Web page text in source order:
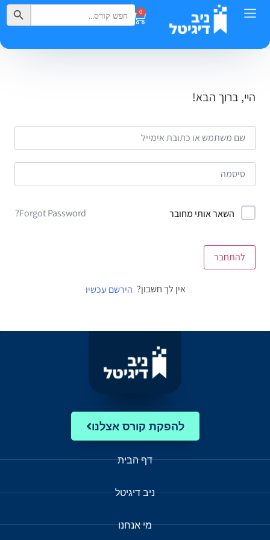
0
Search
for:
Search Button
היי, ברוך הבא!
השאר אותי מחובר Forgot Password?
להתחבר
אין לך חשבון? הירשם עכשיו
להפקת קורס אצלנו
דף הבית
ניב דיגיטל
מי אנחנו